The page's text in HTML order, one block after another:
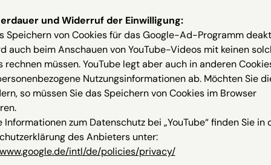
und Widerruf der Einwilligung:
Speichern von Cookies für das Google-Ad-Programm
auch beim Anschauen von YouTube-Videos mit keinen
rechnen müssen. YouTube legt aber auch in anderen
Nutzungsinformationen ab. Möchten Sie
so müssen Sie das Speichern von Cookies im Browser
Informationen zum Datenschutz bei „YouTube“ finden Sie in
des Anbieters unter:
intl/de/policies/privacy/